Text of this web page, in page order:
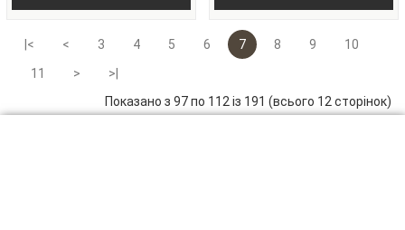
|< < 3 4 5 6 7 8 9
10
11
>
>|
Показано з 97 по 112 із 191 (всього 12 сторінок)